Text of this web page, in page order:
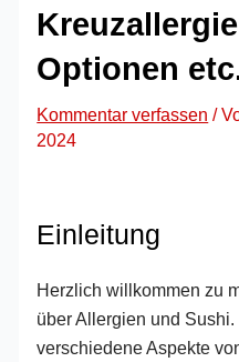
Optionen
Kommentar verfassen /
2024
Einleitung
Herzlich willkommen zu
über Allergien und
verschiedene Aspekte